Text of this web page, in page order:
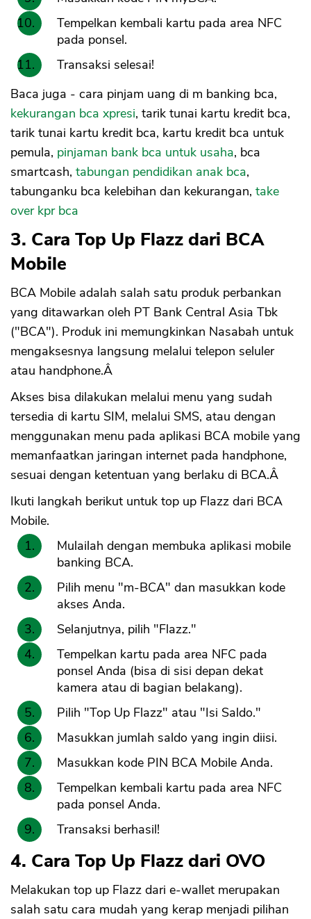
Tempelkan kembali kartu pada area NFC
pada ponsel.
Transaksi selesai!
Baca juga - cara pinjam uang di m banking bca,
kekurangan bca xpresi, tarik tunai kartu kredit bca,
tarik tunai kartu kredit bca, kartu kredit bca untuk
pemula, pinjaman bank bca untuk usaha, bca
smartcash, tabungan pendidikan anak bca,
tabunganku bca kelebihan dan kekurangan, take
over kpr bca
3. Cara Top Up Flazz dari BCA
Mobile
BCA Mobile adalah salah satu produk perbankan
yang ditawarkan oleh PT Bank Central Asia Tbk
("BCA"). Produk ini memungkinkan Nasabah untuk
mengaksesnya langsung melalui telepon seluler
atau handphone.Â
Akses bisa dilakukan melalui menu yang sudah
tersedia di kartu SIM, melalui SMS, atau dengan
menggunakan menu pada aplikasi BCA mobile yang
memanfaatkan jaringan internet pada handphone,
sesuai dengan ketentuan yang berlaku di BCA.Â
Ikuti langkah berikut untuk top up Flazz dari BCA
Mobile.
Mulailah dengan membuka aplikasi mobile
banking BCA.
Pilih menu "m-BCA" dan masukkan kode
akses Anda.
Selanjutnya, pilih "Flazz."
Tempelkan kartu pada area NFC pada
ponsel Anda (bisa di sisi depan dekat
kamera atau di bagian belakang).
Pilih "Top Up Flazz" atau "Isi Saldo."
Masukkan jumlah saldo yang ingin diisi.
Masukkan kode PIN BCA Mobile Anda.
Tempelkan kembali kartu pada area NFC
pada ponsel Anda.
Transaksi berhasil!
4. Cara Top Up Flazz dari OVO
Melakukan top up Flazz dari e-wallet merupakan
salah satu cara mudah yang kerap menjadi pilihan